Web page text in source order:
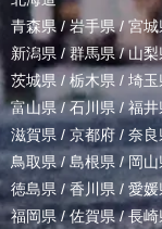
青森県 / 岩手県/ 宮城
新潟県 /群馬県/山梨
茨城県 / 栃木県 / 埼玉
富山県 /石川県/福井
滋賀県 / 京都府 / 奈良
鳥取県/ 島根県 /岡山
徳島県 /香川県 / 愛媛
福岡県/佐賀県/長崎